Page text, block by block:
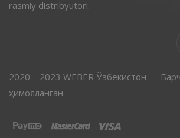
rasmiy distribyutori.
2020 – 2023 WEBER Ўзбекистон — Барча
ҳимояланган